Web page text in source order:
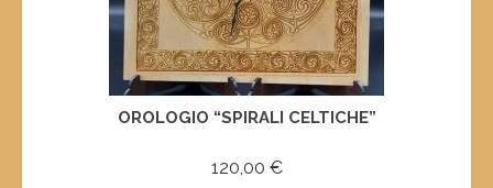
OROLOGIO “SPIRALI CELTICHE”
120,00 €